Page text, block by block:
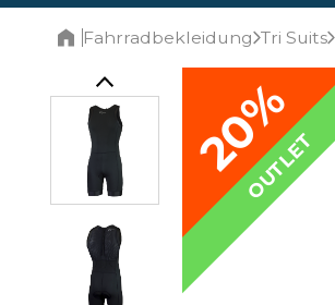
Fahrradbekleidung Tri Suits
20%
OUTLET